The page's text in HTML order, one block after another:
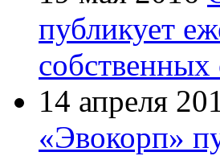
публикует
собственных
14 апреля
«Эвокорп»